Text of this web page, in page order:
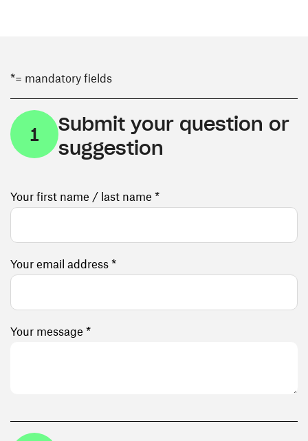
*= mandatory fields
1
Submit your question or
suggestion
Your first name / last name *
Your email address *
Your message *